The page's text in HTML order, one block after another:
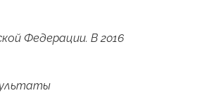
Федерации. В 2016